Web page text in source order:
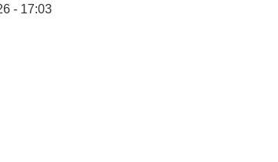
- 17:03